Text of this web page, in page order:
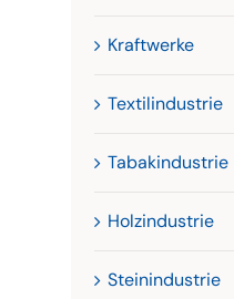
Kraftwerke
Textilindustrie
Tabakindustrie
Holzindustrie
Steinindustrie